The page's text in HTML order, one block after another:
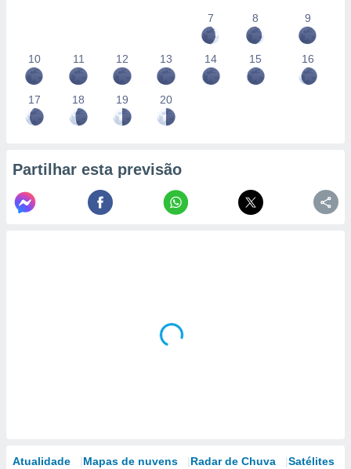
7
8 9
10 11 12 13 14 15 16
17 18 19 20
Partilhar esta previsão
Atualidade Mapas de nuvens Radar de Chuva Satélites